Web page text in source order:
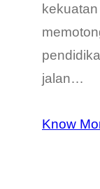
jalan…
Know